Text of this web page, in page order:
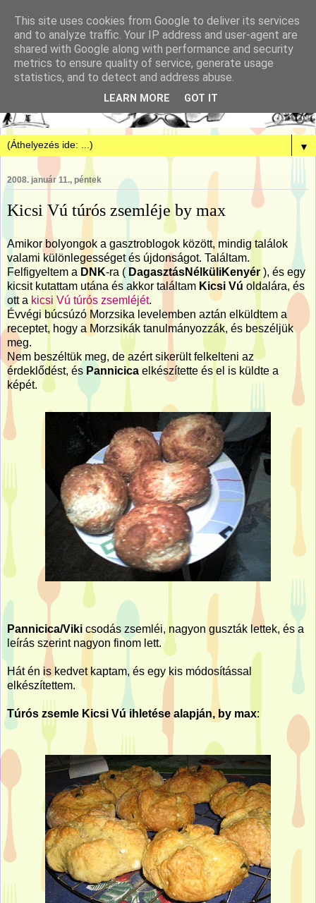
▼
2008. január 11., péntek
Kicsi Vú túrós zsemléje by max
Amikor bolyongok a gasztroblogok között, mindig találok
valami különlegességet és újdonságot. Találtam.
Felfigyeltem a DNK-ra ( DagasztásNélküliKenyér ), és egy
kicsit kutattam utána és akkor találtam Kicsi Vú oldalára, és
ott a kicsi Vú túrós zsemléjét.
Évvégi búcsúzó Morzsika levelemben aztán elküldtem a
receptet, hogy a Morzsikák tanulmányozzák, és beszéljük
meg.
Nem beszéltük meg, de azért sikerült felkelteni az
érdeklődést, és Pannicica elkészítette és el is küldte a
képét.
Pannicica/Viki csodás zsemléi, nagyon guszták lettek, és a
leírás szerint nagyon finom lett.
Hát én is kedvet kaptam, és egy kis módosítással
elkészítettem.
Túrós zsemle Kicsi Vú ihletése alapján, by max:
This site uses cookies from Google to deliver its services
and to analyze traffic. Your IP address and user-agent are
shared with Google along with performance and security
metrics to ensure quality of service, generate usage
statistics, and to detect and address abuse.
LEARN MORE GOT IT